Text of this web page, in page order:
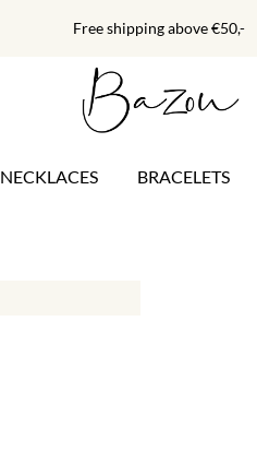
Free shipping above €50,-
NECKLACES BRACELETS